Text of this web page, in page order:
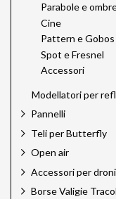
Parabole e
Cine
Pattern e Gobos
Spot e Fresnel
Accessori
Modellatori per
Pannelli
Teli per Butterfly
Open air
Accessori per droni
Borse Valigie